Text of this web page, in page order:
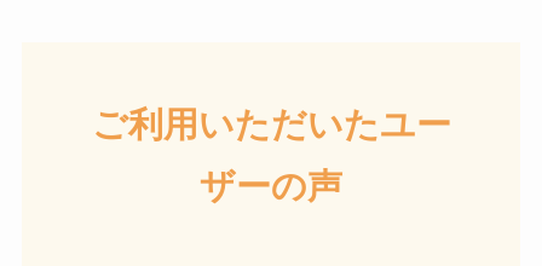
ご利用いただいたユー
ザーの声